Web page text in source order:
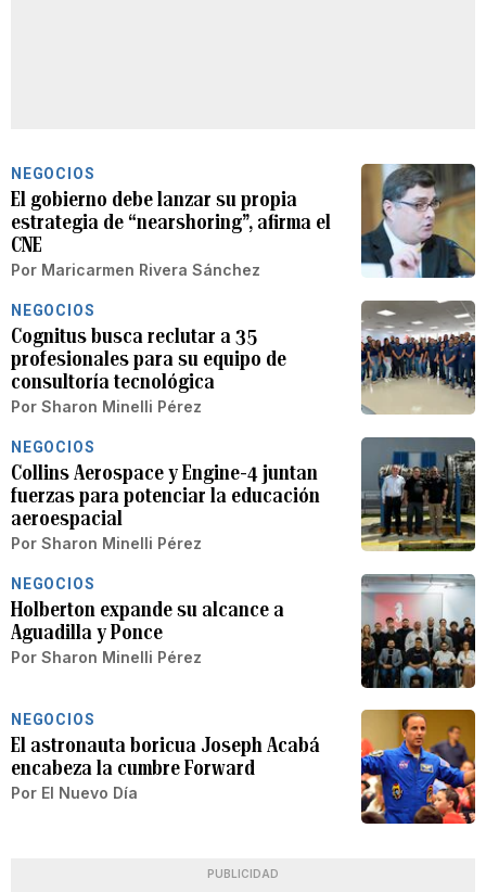
NEGOCIOS
El gobierno debe lanzar su propia
estrategia de “nearshoring”, afirma el
CNE
Por Maricarmen Rivera Sánchez
NEGOCIOS
Cognitus busca reclutar a 35
profesionales para su equipo de
consultoría tecnológica
Por Sharon Minelli Pérez
NEGOCIOS
Collins Aerospace y Engine-4 juntan
fuerzas para potenciar la educación
aeroespacial
Por Sharon Minelli Pérez
NEGOCIOS
Holberton expande su alcance a
Aguadilla y Ponce
Por Sharon Minelli Pérez
NEGOCIOS
El astronauta boricua Joseph Acabá
encabeza la cumbre Forward
Por El Nuevo Día
PUBLICIDAD